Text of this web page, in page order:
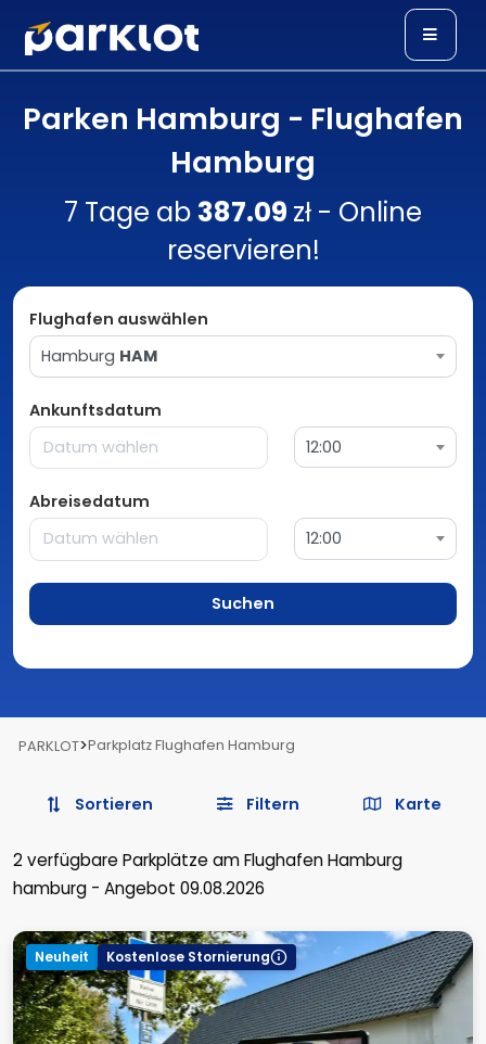
Parken Hamburg - Flughafen
Hamburg
7 Tage ab 387.09 zł - Online
reservieren!
Flughafen auswählen
Hamburg HAM
Ankunftsdatum
12:00
Abreisedatum
12:00
Suchen
PARKLOT>Parkplatz Flughafen Hamburg
Sortieren Filtern Karte
2verfügbare Parkplätze am Flughafen Hamburg
hamburg - Angebot 09.08.2026
Neuheit Kostenlose Stornierung